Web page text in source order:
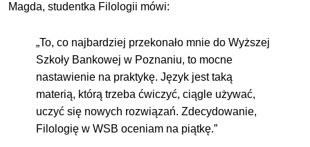
Magda, studentka Filologii mówi:
„To, co najbardziej przekonało mnie do Wyższej
Szkoły Bankowej w Poznaniu, to mocne
nastawienie na praktykę. Język jest taką
materią, którą trzeba ćwiczyć, ciągle używać,
uczyć się nowych rozwiązań. Zdecydowanie,
Filologię w WSB oceniam na piątkę.”